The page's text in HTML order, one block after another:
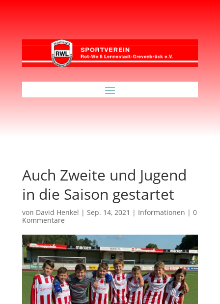
Auch Zweite und Jugend
in die Saison gestartet
von David Henkel | Sep. 14, 2021 | Informationen | 0
Kommentare